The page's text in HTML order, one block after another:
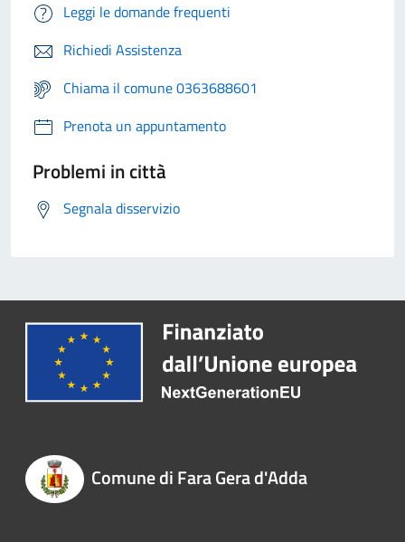
Leggi le domande frequenti
Richiedi Assistenza
Chiama il comune 0363688601
Prenota un appuntamento
Problemi in città
Segnala disservizio
Comune di Fara Gera d'Adda